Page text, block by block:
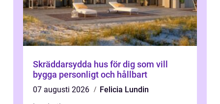
Skräddarsydda hus för dig som vill
bygga personligt och hållbart
07 augusti 2026
Felicia Lundin